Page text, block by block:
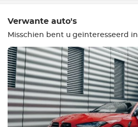
Uitrusting
Verwante auto's
Misschien bent u geïnteresseerd in